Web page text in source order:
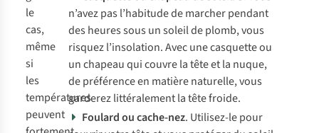
le
cas,
même
si
les
températures
peuvent
n’avez pas l’habitude de marcher pendant
des heures sous un soleil de plomb, vous
risquez l’insolation. Avec une casquette ou
un chapeau qui couvre la tête et la nuque,
de préférence en matière naturelle, vous
garderez littéralement la tête froide.
Foulard ou cache-nez. Utilisez-le pour